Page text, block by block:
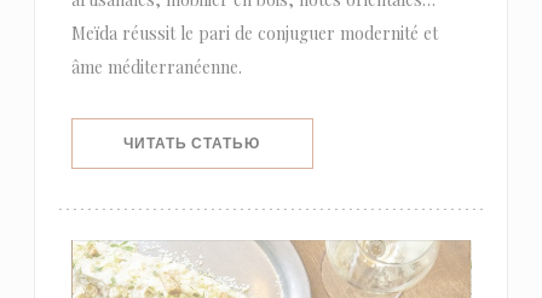
Meïda réussit le pari de conjuguer modernité et
âme méditerranéenne.
ЧИТАТЬ СТАТЬЮ